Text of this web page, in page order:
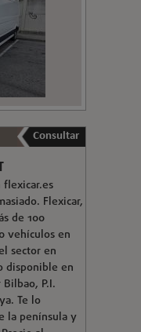
Consultar
flexicar.es
Flexicar,
de 100
vehículos en
sector en
disponible en
P.I.
Te lo
la península y